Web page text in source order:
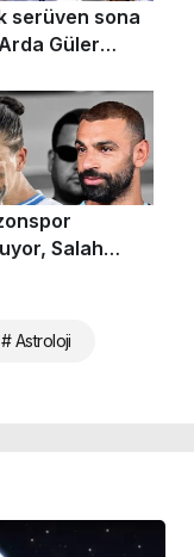
# Astroloji